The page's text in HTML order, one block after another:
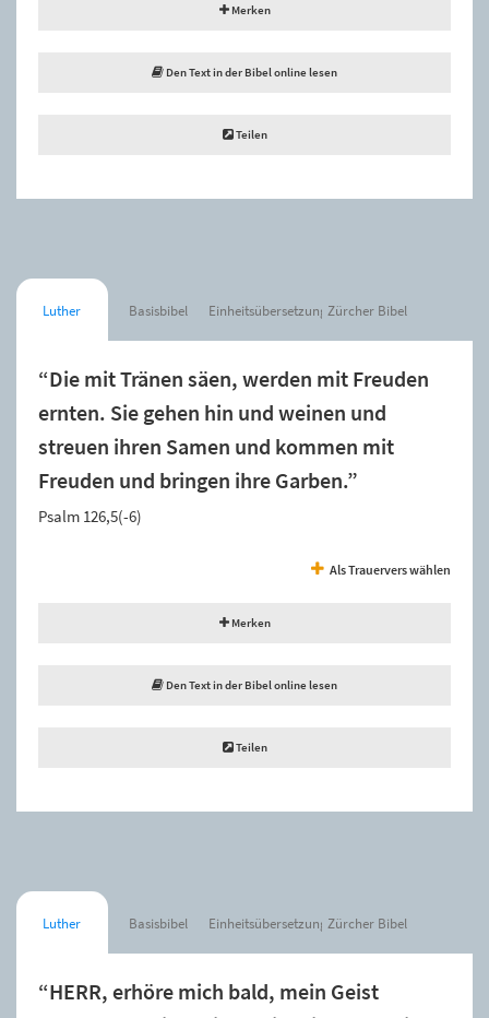
Merken
Den Text in der Bibel online lesen
Teilen
Luther Basisbibel Einheitsübersetzung Zürcher Bibel
“Die mit Tränen säen, werden mit Freuden
ernten. Sie gehen hin und weinen und
streuen ihren Samen und kommen mit
Freuden und bringen ihre Garben.”
Psalm 126,5(-6)
Als Trauervers wählen
Merken
Den Text in der Bibel online lesen
Teilen
Luther Basisbibel Einheitsübersetzung Zürcher Bibel
“HERR, erhöre mich bald, mein Geist